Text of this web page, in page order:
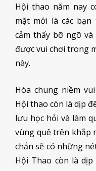
Hội thao năm nay
mặt mới là các
cảm thấy bỡ ngỡ
được vui chơi trong
này.
Hòa chung niềm
Hội thao còn là dịp
lưu học hỏi và làm
vùng quê trên khắp
chắn sẽ có những
Hội Thao còn là dịp